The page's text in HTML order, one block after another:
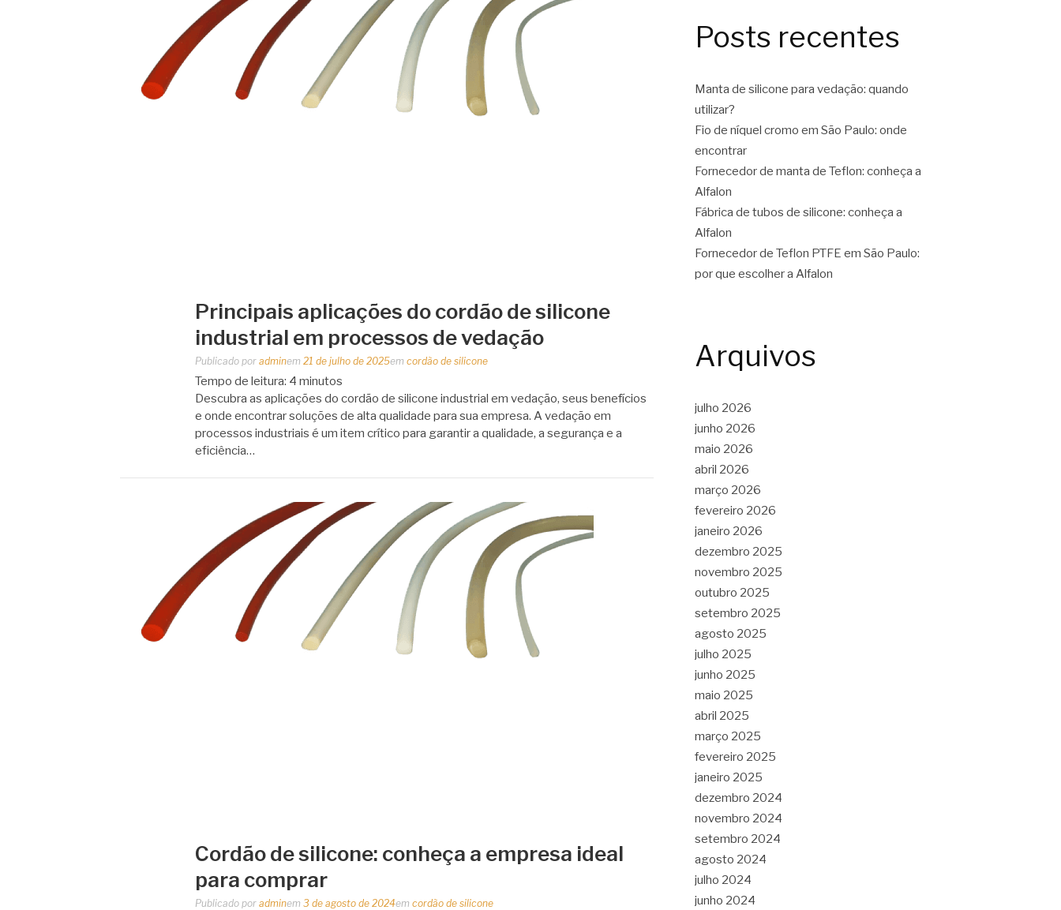
Principais aplicações do cordão de silicone
industrial em processos de vedação
Publicado por adminem 21 de julho de 2025em cordão de silicone
Tempo de leitura: 4 minutos
Descubra as aplicações do cordão de silicone industrial em vedação, seus benefícios
e onde encontrar soluções de alta qualidade para sua empresa. A vedação em
processos industriais é um item crítico para garantir a qualidade, a segurança e a
eficiência…
Cordão de silicone: conheça a empresa ideal
para comprar
Publicado por adminem 3 de agosto de 2024em cordão de silicone
Posts recentes
Manta de silicone para vedação: quando
utilizar?
Fio de níquel cromo em São Paulo: onde
encontrar
Fornecedor de manta de Teflon: conheça a
Alfalon
Fábrica de tubos de silicone: conheça a
Alfalon
Fornecedor de Teflon PTFE em São Paulo:
por que escolher a Alfalon
Arquivos
julho 2026
junho 2026
maio 2026
abril 2026
março 2026
fevereiro 2026
janeiro 2026
dezembro 2025
novembro 2025
outubro 2025
setembro 2025
agosto 2025
julho 2025
junho 2025
maio 2025
abril 2025
março 2025
fevereiro 2025
janeiro 2025
dezembro 2024
novembro 2024
setembro 2024
agosto 2024
julho 2024
junho 2024